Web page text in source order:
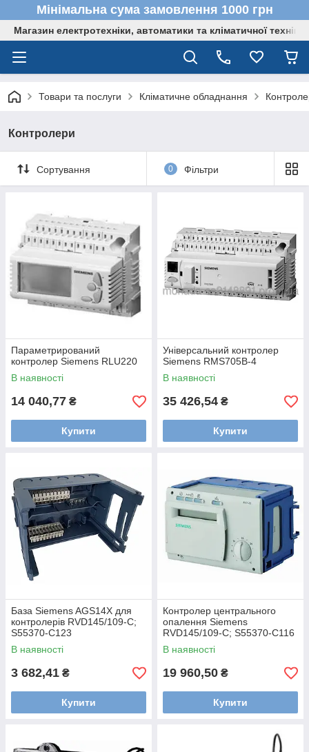
Мінімальна сума замовлення 1000 грн
Магазин електротехніки, автоматики та кліматичної техніки
Товари та послуги Кліматичне обладнання
Контролери
Сортування 0 Фільтри
Параметрирований
контролер Siemens RLU220
В наявності
14 040,77 ₴
Купити
Універсальний контролер
Siemens RMS705B-4
В наявності
35 426,54 ₴
Купити
База Siemens AGS14X для
контролерів RVD145/109-C;
S55370-C123
В наявності
3 682,41 ₴
Купити
Контролер центрального
опалення Siemens
RVD145/109-C; S55370-C116
В наявності
19 960,50 ₴
Купити